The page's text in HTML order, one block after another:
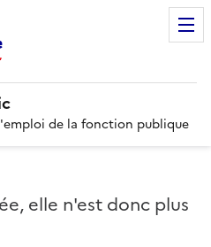
de la fonction publique
elle n'est donc plus